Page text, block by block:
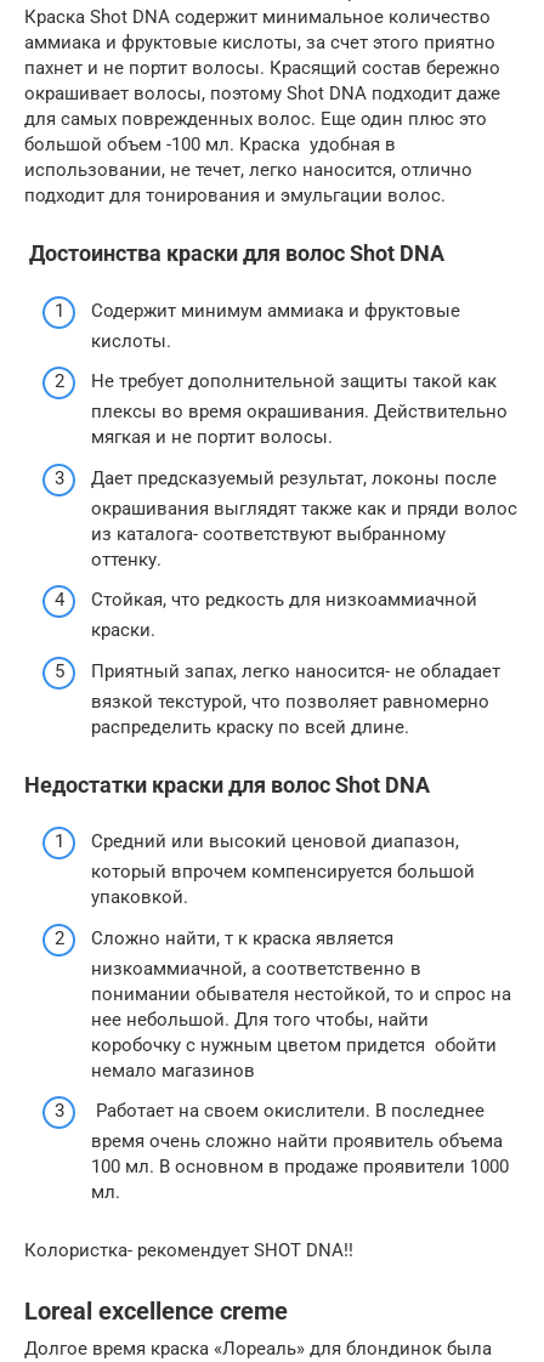
Краска Shot DNA содержит минимальное количество
аммиака и фруктовые кислоты, за счет этого приятно
пахнет и не портит волосы. Красящий состав бережно
окрашивает волосы, поэтому Shot DNA подходит даже
для самых поврежденных волос. Еще один плюс это
большой объем -100 мл. Краска удобная в
использовании, не течет, легко наносится, отлично
подходит для тонирования и эмульгации волос.
Достоинства краски для волос Shot DNA
Содержит минимум аммиака и фруктовые
кислоты.
Не требует дополнительной защиты такой как
плексы во время окрашивания. Действительно
мягкая и не портит волосы.
Дает предсказуемый результат, локоны после
окрашивания выглядят также как и пряди волос
из каталога- соответствуют выбранному
оттенку.
Стойкая, что редкость для низкоаммиачной
краски.
Приятный запах, легко наносится- не обладает
вязкой текстурой, что позволяет равномерно
распределить краску по всей длине.
Недостатки краски для волос Shot DNA
Средний или высокий ценовой диапазон,
который впрочем компенсируется большой
упаковкой.
Сложно найти, т к краска является
низкоаммиачной, а соответственно в
понимании обывателя нестойкой, то и спрос на
нее небольшой. Для того чтобы, найти
коробочку с нужным цветом придется обойти
немало магазинов
Работает на своем окислители. В последнее
время очень сложно найти проявитель объема
100 мл. В основном в продаже проявители 1000
мл.
Колористка- рекомендует SHOT DNA!!
Loreal excellence creme
Долгое время краска «Лореаль» для блондинок была